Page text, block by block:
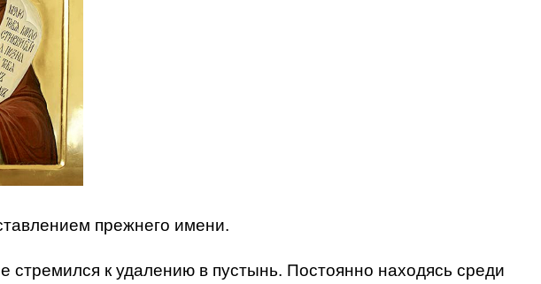
прежнего имени.
к удалению в пустынь. Постоянно находясь среди